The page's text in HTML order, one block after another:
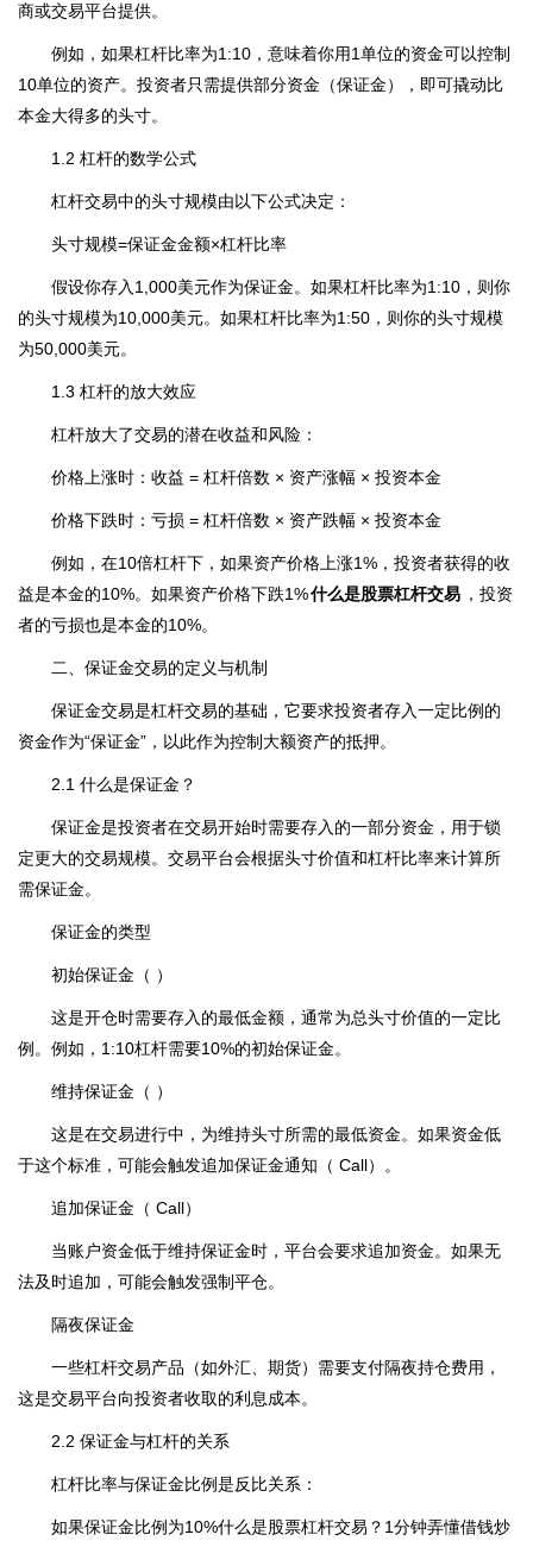
商或交易平台提供。
例如，如果杠杆比率为1:10，意味着你用1单位的资金可以控制
10单位的资产。投资者只需提供部分资金（保证金），即可撬动比
本金大得多的头寸。
1.2 杠杆的数学公式
杠杆交易中的头寸规模由以下公式决定：
头寸规模=保证金金额×杠杆比率
假设你存入1,000美元作为保证金。如果杠杆比率为1:10，则你
的头寸规模为10,000美元。如果杠杆比率为1:50，则你的头寸规模
为50,000美元。
1.3 杠杆的放大效应
杠杆放大了交易的潜在收益和风险：
价格上涨时：收益 = 杠杆倍数 × 资产涨幅 × 投资本金
价格下跌时：亏损 = 杠杆倍数 × 资产跌幅 × 投资本金
例如，在10倍杠杆下，如果资产价格上涨1%，投资者获得的收
益是本金的10%。如果资产价格下跌1%什么是股票杠杆交易 ，投资
者的亏损也是本金的10%。
二、保证金交易的定义与机制
保证金交易是杠杆交易的基础，它要求投资者存入一定比例的
资金作为“保证金”，以此作为控制大额资产的抵押。
2.1 什么是保证金？
保证金是投资者在交易开始时需要存入的一部分资金，用于锁
定更大的交易规模。交易平台会根据头寸价值和杠杆比率来计算所
需保证金。
保证金的类型
初始保证金（ ）
这是开仓时需要存入的最低金额，通常为总头寸价值的一定比
例。例如，1:10杠杆需要10%的初始保证金。
维持保证金（ ）
这是在交易进行中，为维持头寸所需的最低资金。如果资金低
于这个标准，可能会触发追加保证金通知（ Call）。
追加保证金（ Call）
当账户资金低于维持保证金时，平台会要求追加资金。如果无
法及时追加，可能会触发强制平仓。
隔夜保证金
一些杠杆交易产品（如外汇、期货）需要支付隔夜持仓费用，
这是交易平台向投资者收取的利息成本。
2.2 保证金与杠杆的关系
杠杆比率与保证金比例是反比关系：
如果保证金比例为10%什么是股票杠杆交易？1分钟弄懂借钱炒